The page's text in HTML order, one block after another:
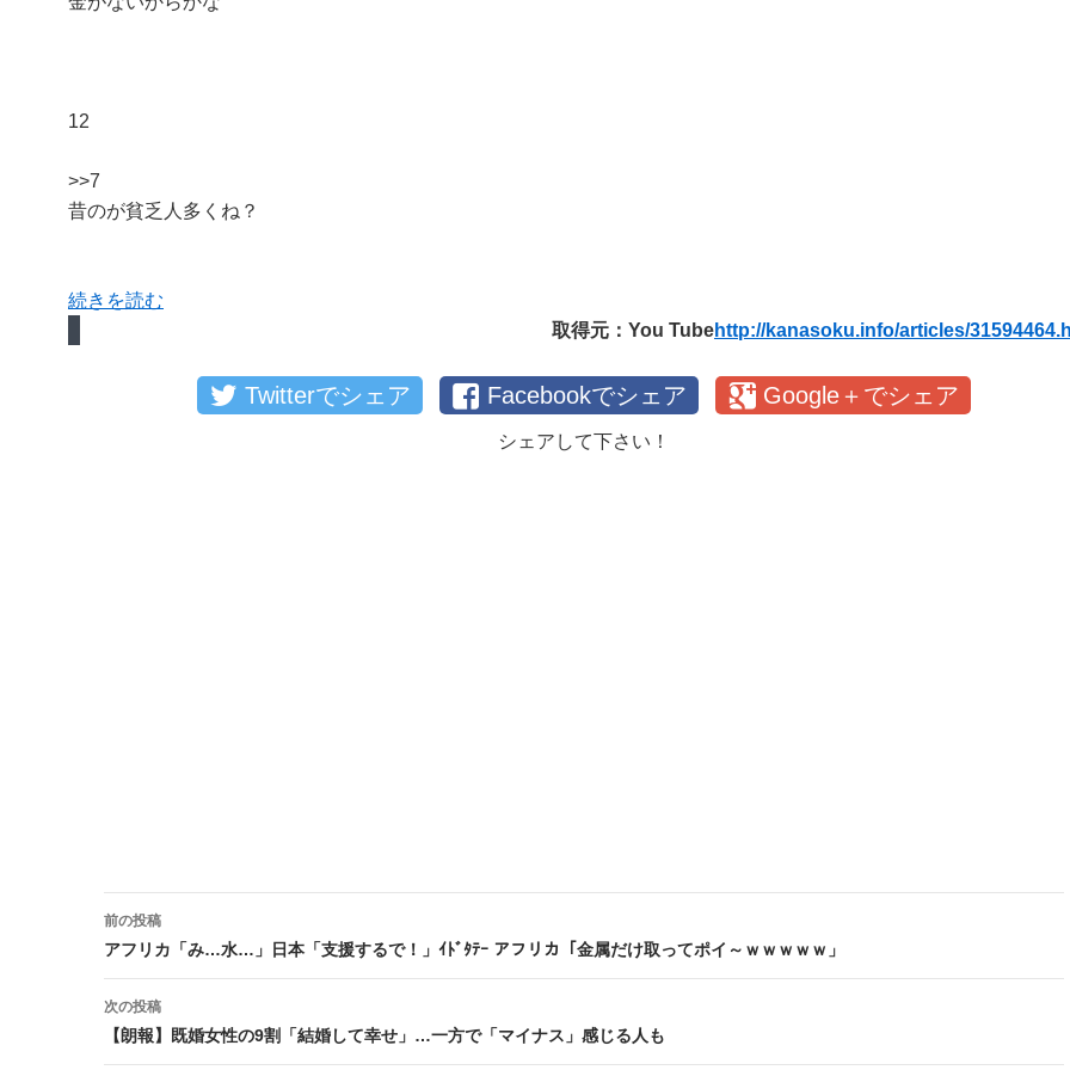
12
>>7
昔のが貧乏人多くね？
続きを読む
取得元：You Tubehttp://kanasoku.info/articles/
Twitterでシェア Facebookでシェア Google＋でシェア
シェアして下さい！
投稿ナビゲーション
前の投稿
アフリカ「み…水…」日本「支援するで！」ｲﾄﾞﾀﾃｰ アフリカ「金属だけ取ってポイ～ｗｗｗｗｗ」
次の投稿
【朗報】既婚女性の9割「結婚して幸せ」…一方で「マイナス」感じる人も